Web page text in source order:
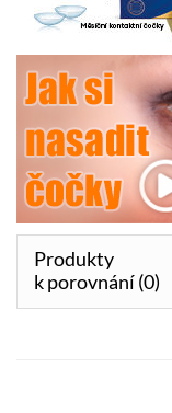
Produkty
k porovnání (0)